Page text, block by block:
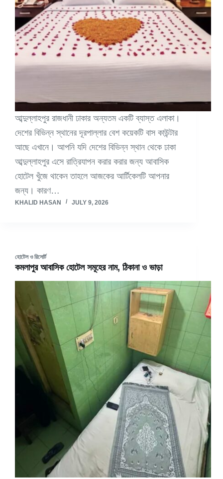
আব্দুল্লাহপুর রাজধানী ঢাকার অন্যতম একটি ব্যাস্ত এলাকা।
দেশের বিভিন্ন স্থানের দূরপাল্লার বেশ কয়েকটি বাস কাউন্টার
আছে এখানে। আপনি যদি দেশের বিভিন্ন স্থান থেকে ঢাকা
আব্দুল্লাহপুর এসে রাত্রিযাপন করার করার জন্য আবাসিক
হোটেল খুঁজে থাকেন তাহলে আজকের আর্টিকেলটি আপনার
জন্য। কারণ…
KHALID HASAN JULY 9, 2026
হোটেল ও রিসোর্ট
কমলাপুর আবাসিক হোটেল সমূহের নাম, ঠিকানা ও ভাড়া